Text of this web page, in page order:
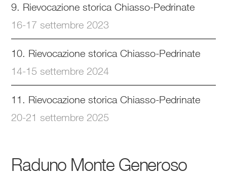
9. Rievocazione storica Chiasso-Pedrinate
16-17 settembre 2023
10. Rievocazione storica Chiasso-Pedrinate
14-15 settembre 2024
11. Rievocazione storica Chiasso-Pedrinate
20-21 settembre 2025
Raduno Monte Generoso